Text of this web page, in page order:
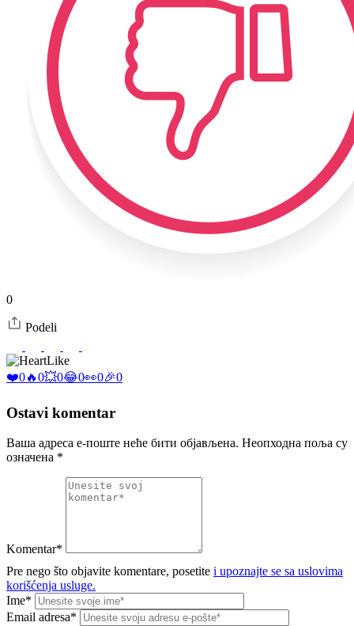
0
Podeli
Like
❤️0🔥0💥0😂0👀0🎉0
Ostavi komentar
Ваша адреса е-поште неће бити објављена. Неопходна поља су
означена *
Komentar*
Pre nego što objavite komentare, posetite i upoznajte se sa uslovima
korišćenja usluge.
Ime*
Email adresa*